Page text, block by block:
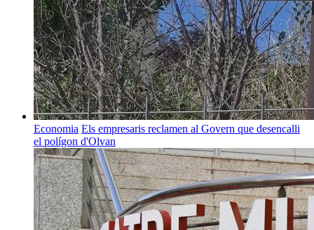
Economia Els empresaris reclamen al Govern que desencalli
el polígon d'Olvan